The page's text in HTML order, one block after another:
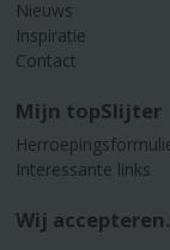
Nieuws
Inspiratie
Contact
Mijn topSlijter
Interessante links
Wij